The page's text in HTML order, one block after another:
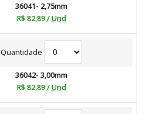
36041- 2,75mm
R$ 82,89 / Und
Quantidade
36042- 3,00mm
R$ 82,89 / Und